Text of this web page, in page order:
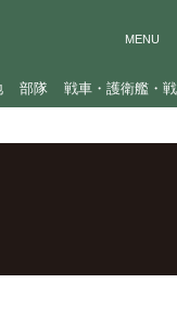
部隊 戦車・護衛艦・